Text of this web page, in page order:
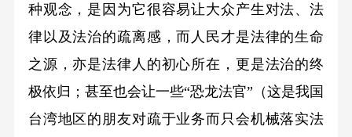
种观念，是因为它很容易让大众产生对法、法
律以及法治的疏离感，而人民才是法律的生命
之源，亦是法律人的初心所在，更是法治的终
极依归；甚至也会让一些“恐龙法官”（这是我国
台湾地区的朋友对疏于业务而只会机械落实法